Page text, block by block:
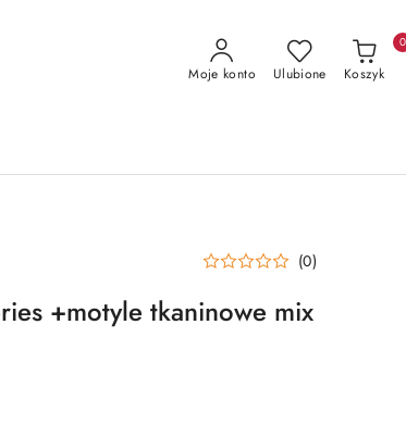
Moje konto Ulubione Koszyk
0
(0)
+motyle tkaninowe mix